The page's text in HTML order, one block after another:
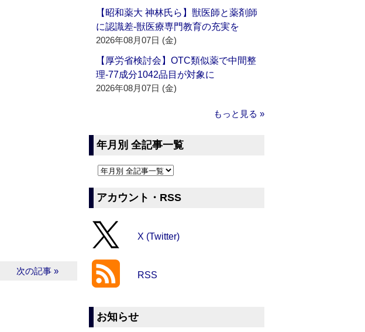
次の記事 »
【昭和薬大 神林氏ら】獣医師と薬剤師
に認識差‐獣医療専門教育の充実を
2026年08月07日 (金)
【厚労省検討会】OTC類似薬で中間整
理‐77成分1042品目が対象に
2026年08月07日 (金)
もっと見る »
年月別 全記事一覧
アカウント・RSS
X (Twitter)
RSS
お知らせ